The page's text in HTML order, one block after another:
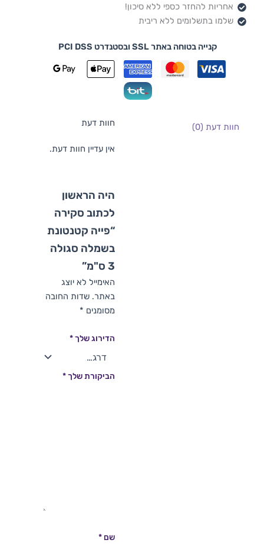
אחריות להחזר כספי ללא סיכון!
שלמו בתשלומים ללא ריבית
קנייה בטוחה באתר SSL ובסטנדרט PCI DSS
חוות דעת (0) חוות דעת
אין עדיין חוות דעת.
היה הראשון
לכתוב סקירה
“פייה קטנטונת
בשמלה סגולה
3 ס"מ”
האימייל לא יוצג
באתר. שדות החובה
מסומנים *
הדירוג שלך*
הביקורת שלך*
שם *